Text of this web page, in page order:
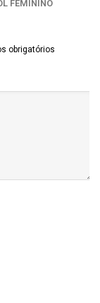
FEMININO
obrigatórios